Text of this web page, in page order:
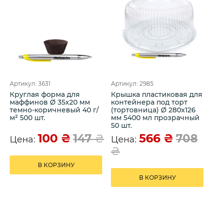
Артикул: 3631
Круглая форма для
маффинов Ø 35х20 мм
темно-коричневый 40 г/
м² 500 шт.
Цена: 100 ₴ 147₴
В КОРЗИНУ
Артикул: 2985
Крышка пластиковая для
контейнера под торт
(тортовница) Ø 280х126
мм 5400 мл прозрачный
50 шт.
Цена: 566 ₴ 708
₴
В КОРЗИНУ